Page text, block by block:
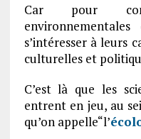
Car pour
s’intéresser à leurs
culturelles et
C’est là que les
entrent en jeu, au
qu’on appelle“l’